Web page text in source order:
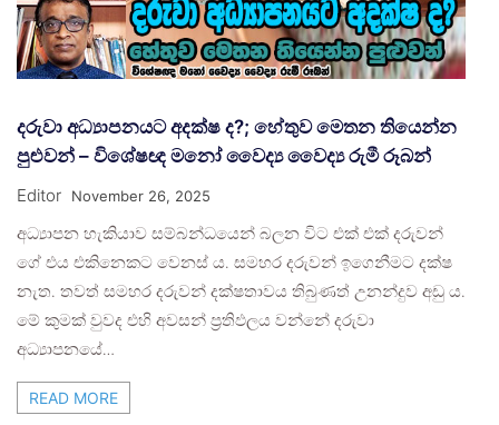
දරුවා අධ්‍යාපනයට අදක්ෂ ද?; හේතුව මෙතන තියෙන්න
පුළුවන් – විශේෂඥ මනෝ වෛද්‍ය වෛද්‍ය රුමී රූබන්
Editor November 26, 2025
අධ්‍යාපන හැකියාව සම්බන්ධයෙන් බලන විට එක් එක් දරුවන්
ගේ එය එකිනෙකට වෙනස් ය. සමහර දරුවන් ඉගෙනීමට දක්ෂ
නැත. තවත් සමහර දරුවන් දක්ෂතාවය තිබුණත් උනන්දුව අඩු ය.
මේ කුමක් වුවද එහි අවසන් ප්‍රතිඵලය වන්නේ දරුවා
අධ්‍යාපනයේ…
READ MORE